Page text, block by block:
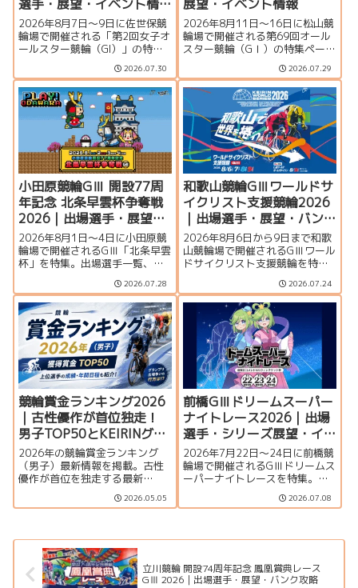
選手・展望・イベント情
報
2026年8月7日～9日に佐世保競
輪場で開催される「第2回女子オ
ールスター競輪（GI）」の特集
ページです。開催概要、出場予
定選手、ガールズドリームレー
ス、シリーズ展望、佐世保競輪
場のバンク特徴、イベント情
報、アクセスを詳しく紹介しま
2026.07.30
展望・イベント情報
2026年8月11日～16日に松山競
輪場で開催される第69回オール
スター競輪（GⅠ）の特集ページ
です。出場予定選手、ドリーム
レース、オリオン賞レース、シ
リーズ展望、松山競輪場のバン
ク特徴、イベント情報、アクセ
スを詳しく紹介します。
2026.07.29
小田原競輪GⅢ 開設77周
年記念 北条早雲杯争奪戦
2026｜出場選手・展望・
イベント情報
2026年8月1日〜4日に小田原競
輪場で開催されるGⅢ「北条早雲
杯」を特集。出場選手一覧、シ
ント情報、アクセスなど大会情
報をまとめて紹介します。
2026.07.28
和歌山競輪GⅢワールドサ
イクリスト支援競輪2026
｜出場選手・展望・バン
ク特徴・イベント情報ま
とめ
2026年8月6日から9日まで和歌
山競輪場で開催されるGⅢワール
ドサイクリスト支援競輪を特
国人選手、主な出場選手、シリ
ーズ展望、バンク特徴、ワール
ドガールズケイリン、イベン
ト・アクセス情報を紹介しま
2026.07.24
競輪賞金ランキング2026
｜古性優作が首位独走！
男子TOP50とKEIRINグラ
ンプリ争い
2026年の競輪賞金ランキング
（男子）最新情報を掲載。古性
優作が首位を独走する最新
TOP50一覧、上位選手の動向、
主要タイトルホルダー、KEIRIN
2026.05.05
前橋GⅢドリームスーパー
ナイトレース2026｜出場
選手・シリーズ展望・イ
ベント情報
2026年7月22日～24日に前橋競
輪場で開催されるGⅢドリームス
ーパーナイトレースを特集。
佐々木豪、恩田淳平、酒井雄多
らS級注目選手、ガールズ出場選
す。
2026.07.08
立川競輪 開設74周年記念 鳳凰賞典レース
GⅢ 2026｜出場選手・展望・バンク攻略